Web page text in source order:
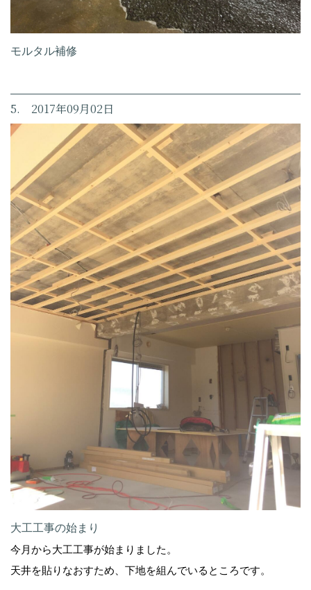
モルタル補修
5. 2017年09月02日
大工工事の始まり
今月から大工工事が始まりました。
天井を貼りなおすため、下地を組んでいるところです。